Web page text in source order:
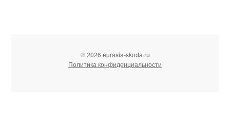
© 2026 eurasia-skoda.ru
Политика конфиденциальности